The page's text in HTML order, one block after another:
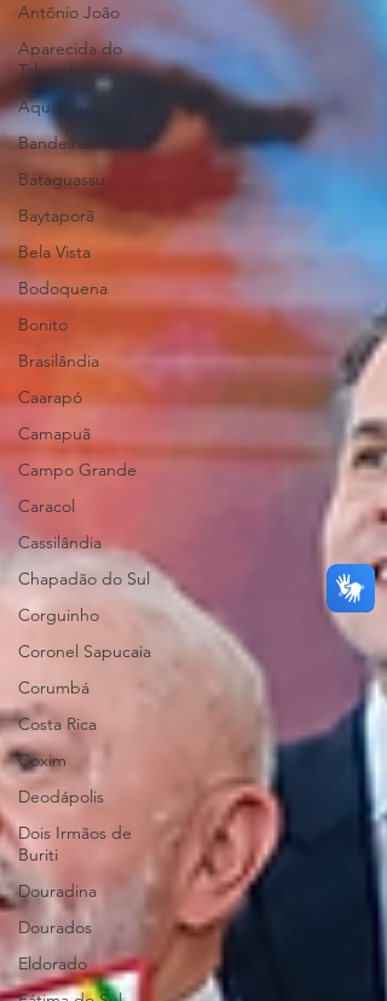
Antônio João
Aparecida do
Taboado
Aquidauana
Bandeirantes
Bataguassu
Baytaporã
Bela Vista
Bodoquena
Bonito
Brasilândia
Caarapó
Camapuã
Campo Grande
Caracol
Cassilândia
Chapadão do Sul
Corguinho
Coronel Sapucaia
Corumbá
Costa Rica
Coxim
Deodápolis
Dois Irmãos de
Buriti
Douradina
Dourados
Eldorado